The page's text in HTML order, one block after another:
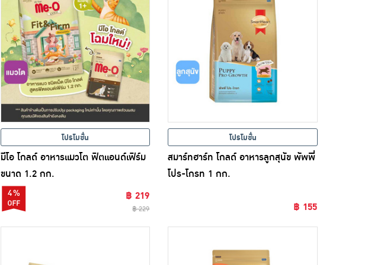
โปรโมชั่น
มีโอ โกลด์ อาหารแมวโต ฟิตแอนด์เฟิร์ม
ขนาด 1.2 กก.
4% ฿ 219
฿ 229
โปรโมชั่น
สมาร์ทฮาร์ท โกลด์ อาหารลูกสุนัข พัพพี่
โปร-โกรท 1 กก.
฿ 155